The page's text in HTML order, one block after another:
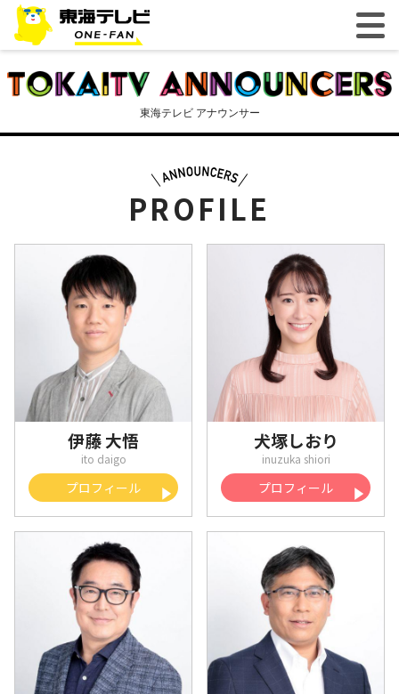
東海テレビ アナウンサー
PROFILE
伊藤 大悟
プロフィール
犬塚しおり
プロフィール